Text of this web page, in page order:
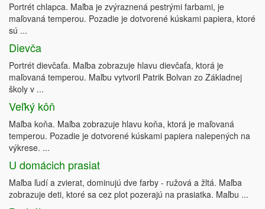
Portrét chlapca. Maľba je zvýraznená pestrými farbami, je
maľovaná temperou. Pozadie je dotvorené kúskami papiera, ktoré
sú ...
Dievča
Portrét dievčaťa. Maľba zobrazuje hlavu dievčaťa, ktorá je
maľovaná temperou. Maľbu vytvoril Patrik Bolvan zo Základnej
školy v ...
Veľký kôň
Maľba koňa. Maľba zobrazuje hlavu koňa, ktorá je maľovaná
temperou. Pozadie je dotvorené kúskami papiera nalepených na
výkrese. ...
U domácich prasiat
Maľba ľudí a zvierat, dominujú dve farby - ružová a žltá. Maľba
zobrazuje deti, ktoré sa cez plot pozerajú na prasiatka. Maľbu ...